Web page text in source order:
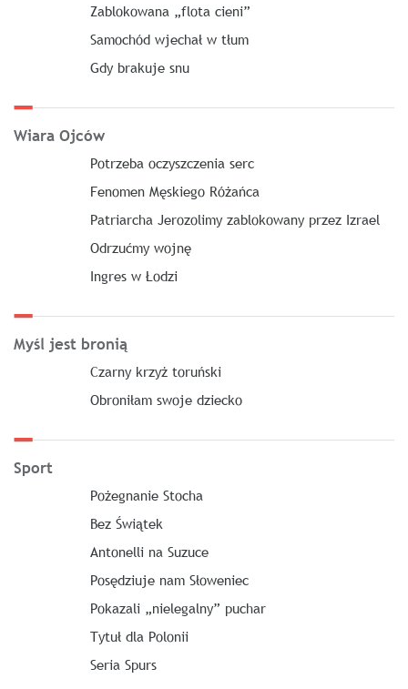
Zablokowana „flota cieni”
Samochód wjechał w tłum
Gdy brakuje snu
Wiara Ojców
Potrzeba oczyszczenia serc
Fenomen Męskiego Różańca
Patriarcha Jerozolimy zablokowany przez Izrael
Odrzućmy wojnę
Ingres w Łodzi
Myśl jest bronią
Czarny krzyż toruński
Obroniłam swoje dziecko
Sport
Pożegnanie Stocha
Bez Świątek
Antonelli na Suzuce
Posędziuje nam Słoweniec
Pokazali „nielegalny” puchar
Tytuł dla Polonii
Seria Spurs